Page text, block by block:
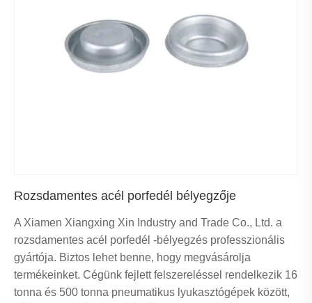
Rozsdamentes acél porfedél bélyegzője
A Xiamen Xiangxing Xin Industry and Trade Co., Ltd. a
rozsdamentes acél porfedél -bélyegzés professzionális
gyártója. Biztos lehet benne, hogy megvásárolja
termékeinket. Cégünk fejlett felszereléssel rendelkezik 16
tonna és 500 tonna pneumatikus lyukasztógépek között,